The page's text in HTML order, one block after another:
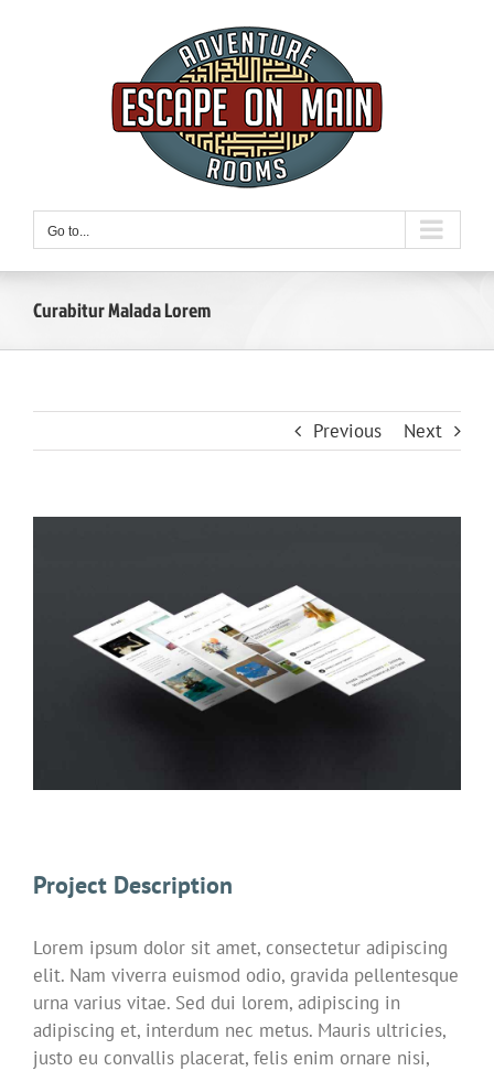
Go to...
Curabitur Malada Lorem
Previous Next
Project Description
Lorem ipsum dolor sit amet, consectetur adipiscing
elit. Nam viverra euismod odio, gravida pellentesque
urna varius vitae. Sed dui lorem, adipiscing in
adipiscing et, interdum nec metus. Mauris ultricies,
justo eu convallis placerat, felis enim ornare nisi,